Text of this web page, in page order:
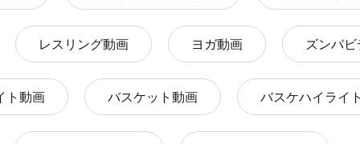
レスリング動画 ヨガ動画 ズンバ
ト動画 バスケット動画 バスケハイライ